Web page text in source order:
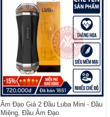
Âm Đạo Giả 2 Đầu Luba Mini - Đầu
Miệng, Đầu Âm Đạo